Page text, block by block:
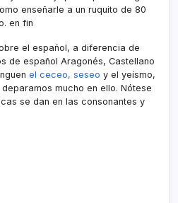
enseñarle a un ruquito de 80
en fin
el español, a diferencia de
de español Aragonés, Castellano
el ceceo, seseo y el yeí­smo,
mucho en ello. Nótese
se dan en las consonantes y